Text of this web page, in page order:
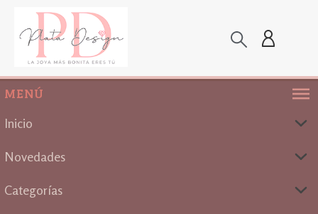
MENÚ
Inicio
Novedades
Categorías